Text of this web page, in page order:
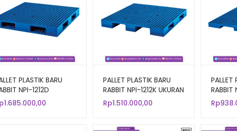
PLASTIK BARU
NPI-1212D
120x120x14
1.685.000,00
PALLET PLASTIK BARU
RABBIT NPI-1212K UKURAN
120x120x13,5 CM
Rp1.510.000,00
PALLET
RABBIT
Rp